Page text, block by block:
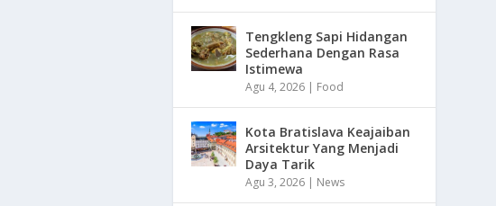
Tengkleng Sapi Hidangan
Sederhana Dengan Rasa
Istimewa
Agu 4, 2026 | Food
Kota Bratislava Keajaiban
Arsitektur Yang Menjadi
Daya Tarik
Agu 3, 2026 | News